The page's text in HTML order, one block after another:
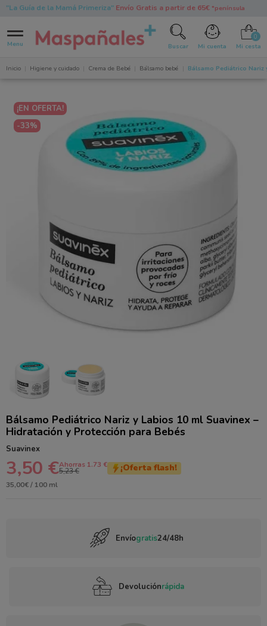
"La Guía de la Mamá Primeriza"Envío Gratis a partir de 65€ *península
Menu Buscar Mi cuenta Mi cesta
Inicio Higiene y cuidado Crema de Bebé Bálsamo bebé Bálsamo Pediátrico Nariz
¡EN OFERTA!
-33%
Bálsamo Pediátrico Nariz y Labios 10 ml Suavinex –
Hidratación y Protección para Bebés
Suavinex
3,50 €Ahorras 1.73 €
5,23 € ¡Oferta flash!
35,00€ / 100 ml
Envíogratis24/48h
Devoluciónrápida